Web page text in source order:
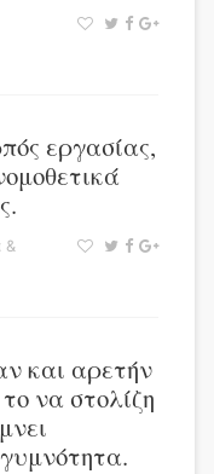
εργασίας,
&
και αρετήν
να στολίζη